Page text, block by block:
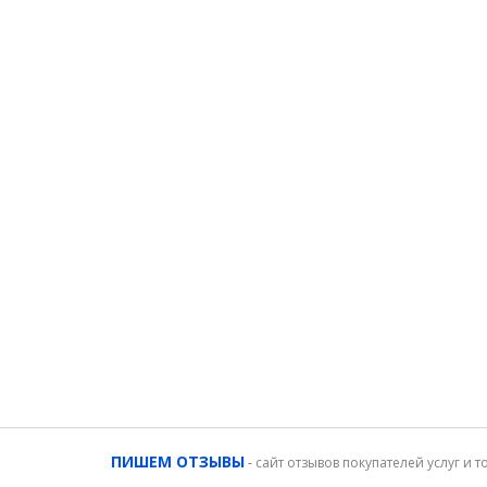
ПИШЕМ ОТЗЫВЫ- сайт отзывов покупателей услуг и